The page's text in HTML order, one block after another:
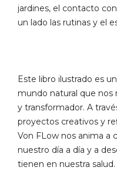
jardines, el contacto
un lado las rutinas y el
Este libro ilustrado es
mundo natural que nos
y transformador. A
proyectos creativos y
Von FLow nos anima a
nuestro día a día y a
tienen en nuestra salud.